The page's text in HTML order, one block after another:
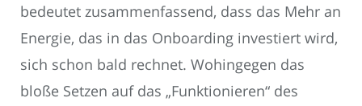
bedeutet zusammenfassend, dass das Mehr an
Energie, das in das Onboarding investiert wird,
sich schon bald rechnet. Wohingegen das
bloße Setzen auf das „Funktionieren“ des